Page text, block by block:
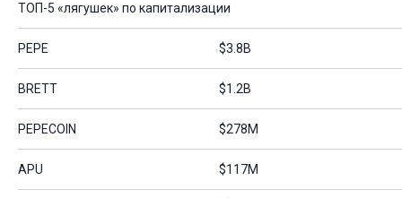
ТОП-5 «лягушек» по капитализации
PEPE $3.8B
BRETT $1.2B
PEPECOIN $278M
APU $117M